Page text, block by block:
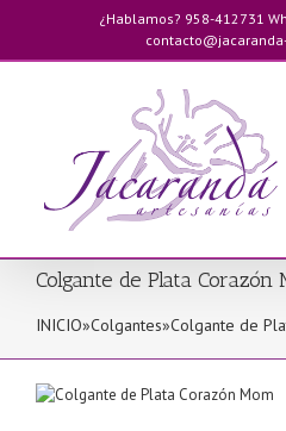
contenido
¿Hablamos? 958-412731
Colgante de Plata Corazón
INICIO»Colgantes»Colgante de